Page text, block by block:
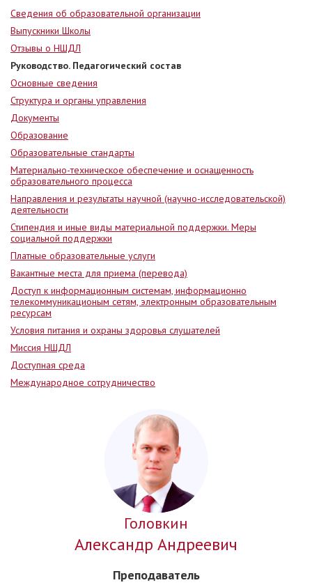
Сведения об образовательной организации
Выпускники Школы
Отзывы о НШДЛ
Руководство. Педагогический состав
Основные сведения
Структура и органы управления
Документы
Образование
Образовательные стандарты
Материально-техническое обеспечение и оснащенность
образовательного процесса
Направления и результаты научной (научно-исследовательской)
деятельности
Стипендия и иные виды материальной поддержки. Меры
социальной поддержки
Платные образовательные услуги
Вакантные места для приема (перевода)
Доступ к информационным системам, информационно
телекоммуникационым сетям, электронным образовательным
ресурсам
Условия питания и охраны здоровья слушателей
Миссия НШДЛ
Доступная среда
Международное сотрудничество
Головкин
Александр Андреевич
Преподаватель